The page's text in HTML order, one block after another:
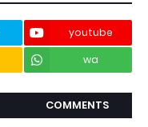
youtube
wa
COMMENTS